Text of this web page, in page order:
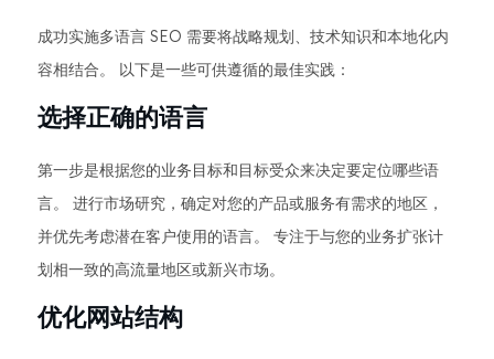
成功实施多语言 SEO 需要将战略规划、技术知识和本地化内
容相结合。 以下是一些可供遵循的最佳实践：
选择正确的语言
第一步是根据您的业务目标和目标受众来决定要定位哪些语
言。 进行市场研究，确定对您的产品或服务有需求的地区，
并优先考虑潜在客户使用的语言。 专注于与您的业务扩张计
划相一致的高流量地区或新兴市场。
优化网站结构